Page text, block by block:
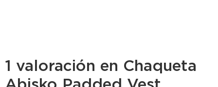
1 valoración en Chaqueta